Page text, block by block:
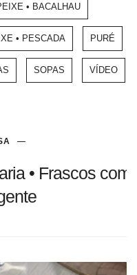
• BACALHAU
• PESCADA PURÉ
SOPAS VÍDEO
• Frascos com